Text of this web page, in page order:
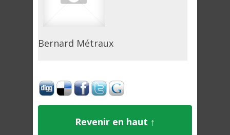
Bernard Métraux
Revenir en haut ↑